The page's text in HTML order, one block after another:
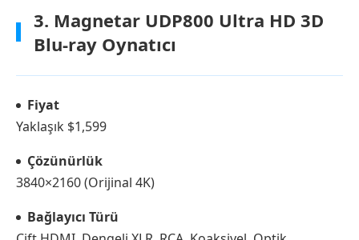
3. Magnetar UDP800 Ultra HD 3D
Blu-ray Oynatıcı
Fiyat
Yaklaşık $1,599
Çözünürlük
3840×2160 (Orijinal 4K)
Bağlayıcı Türü